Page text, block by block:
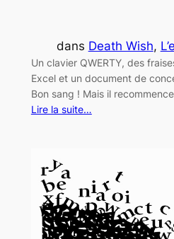
dans Death Wish,
Un clavier QWERTY, des
Excel et un document de
Bon sang ! Mais il
Lire la suite…